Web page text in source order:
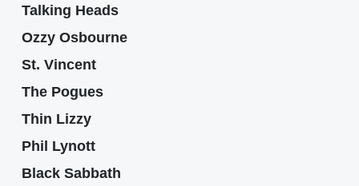
Talking Heads
Ozzy Osbourne
St. Vincent
The Pogues
Thin Lizzy
Phil Lynott
Black Sabbath